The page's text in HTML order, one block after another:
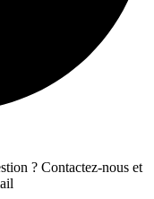
? Contactez-nous et